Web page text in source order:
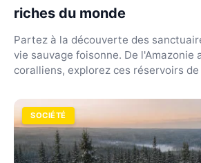
riches du monde
Partez à la découverte des
vie sauvage foisonne. De l'Amazonie
coralliens, explorez ces réservoirs
SOCIÉTÉ